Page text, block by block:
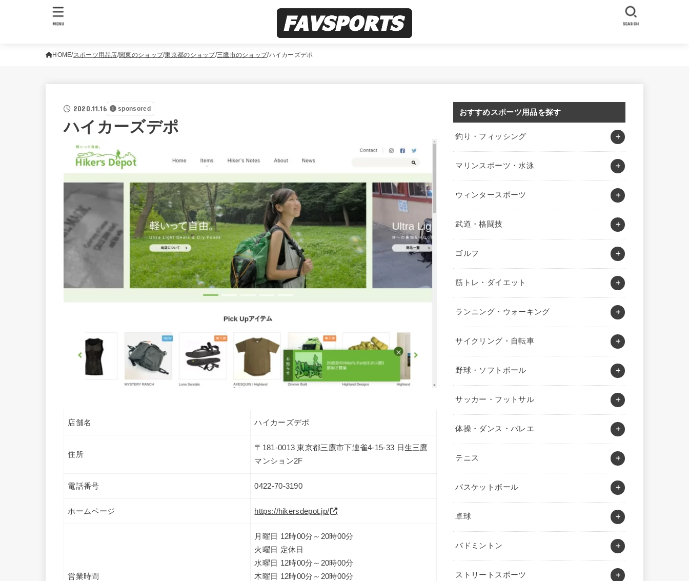
SEARCH
MENU
HOME スポーツ用品店 関東のショップ 東京都のショップ 三鷹市のショップ ハイカーズデポ
2020.11.16 sponsored
ハイカーズデポ
店舗名 ハイカーズデポ
住所
〒181-0013 東京都三鷹市下連雀4-15-33 日生三鷹
マンション2F
電話番号 0422-70-3190
ホームページ https://hikersdepot.jp/
営業時間
月曜日 12時00分～20時00分
火曜日 定休日
水曜日 12時00分～20時00分
木曜日 12時00分～20時00分
おすすめスポーツ用品を探す
釣り・フィッシング
マリンスポーツ・水泳
ウィンタースポーツ
武道・格闘技
ゴルフ
筋トレ・ダイエット
ランニング・ウォーキング
サイクリング・自転車
野球・ソフトボール
サッカー・フットサル
体操・ダンス・バレエ
テニス
バスケットボール
卓球
バドミントン
ストリートスポーツ